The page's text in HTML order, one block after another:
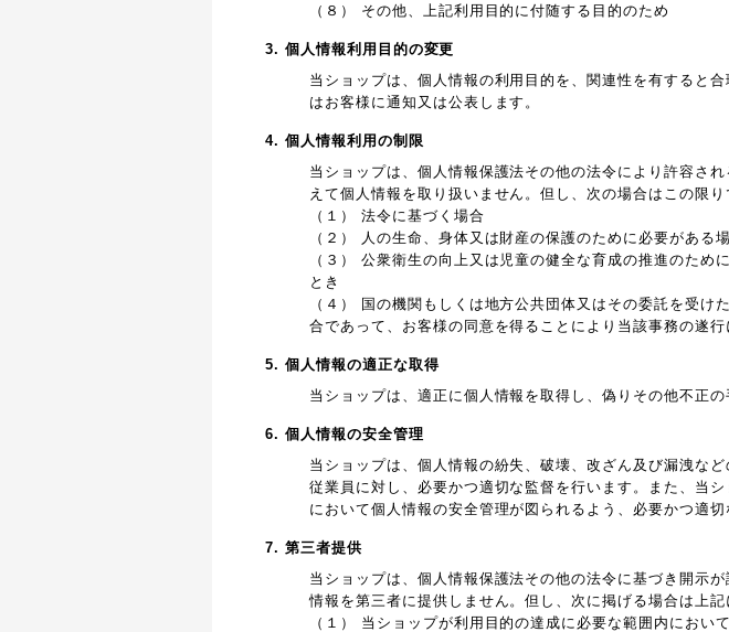
（８） その他、上記利用目的に付随する目的のため
3. 個人情報利用目的の変更
当ショップは、個人情報の利用目的を、関連性を有すると
はお客様に通知又は公表します。
4. 個人情報利用の制限
当ショップは、個人情報保護法その他の法令により許容さ
えて個人情報を取り扱いません。但し、次の場合はこの限り
（１） 法令に基づく場合
（２） 人の生命、身体又は財産の保護のために必要があ
（３） 公衆衛生の向上又は児童の健全な育成の推進のた
とき
（４） 国の機関もしくは地方公共団体又はその委託を受
合であって、お客様の同意を得ることにより当該事務の遂
5. 個人情報の適正な取得
当ショップは、適正に個人情報を取得し、偽りその他不正の
6. 個人情報の安全管理
当ショップは、個人情報の紛失、破壊、改ざん及び漏洩な
従業員に対し、必要かつ適切な監督を行います。また、当
において個人情報の安全管理が図られるよう、必要かつ適切
7. 第三者提供
当ショップは、個人情報保護法その他の法令に基づき開示
情報を第三者に提供しません。但し、次に掲げる場合は上
（１） 当ショップが利用目的の達成に必要な範囲内にお